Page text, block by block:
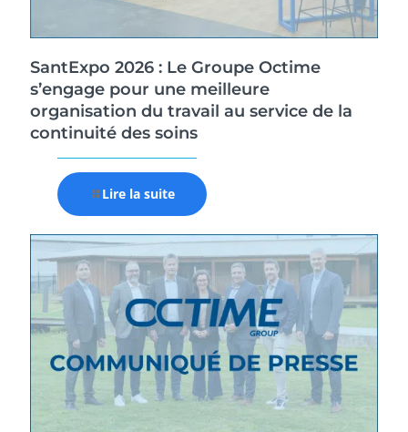
SantExpo 2026 : Le Groupe Octime
s’engage pour une meilleure
organisation du travail au service de la
continuité des soins
Lire la suite